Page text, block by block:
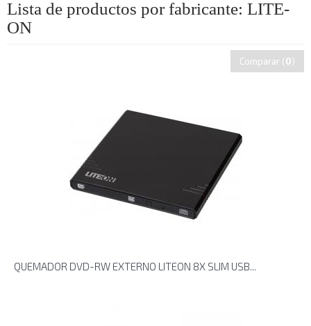
Lista de productos por fabricante: LITE-
ON
Comparar (0)
QUEMADOR DVD-RW EXTERNO LITEON 8X SLIM USB...